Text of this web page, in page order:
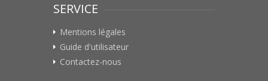
SERVICE
Mentions légales
Guide d'utilisateur
Contactez-nous